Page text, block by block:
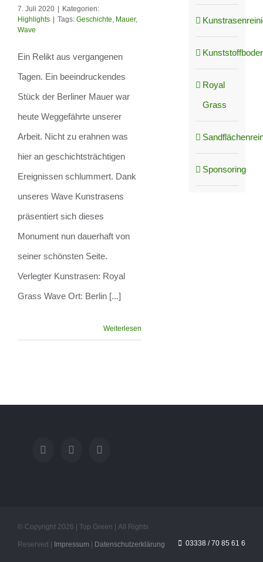
– Ein Relikt aus
7. Juli 2020
Kategorien:
Highlights
Tags: Geschichte, Mauer,
Wave
Ein Relikt aus vergangenen
Tagen. Ein beeindruckendes
Stück der Berliner Mauer war
heute Weggefährte unserer
Arbeit. Nicht zu erahnen was
hier an geschichtsträchtigen
Ereignissen schlummert. Dank
unseres Wave Kunstrasens
präsentiert sich dieses
Monument nun dauerhaft von
seiner schönsten Seite.
Verlegter Kunstrasen: Royal
Grass Wave Ort: Berlin [...]
Weiterlesen
Royal
Grass
Sponsoring
© Copyright 2026 | Top Green | All Rights
Reserved | Impressum Datenschutzerklärung 03338 / 70 85 61 6